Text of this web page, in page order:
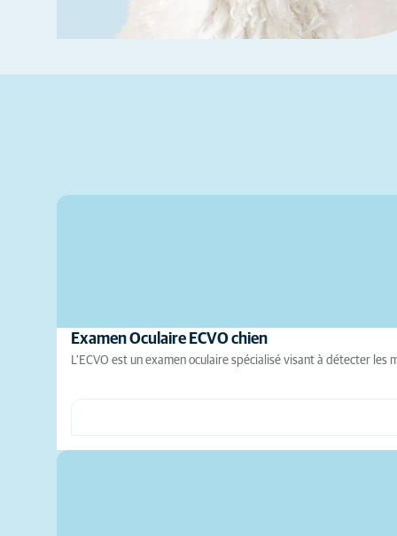
Examen Oculaire ECVO chien
L'ECVO est un examen oculaire spécialisé visant à détecter